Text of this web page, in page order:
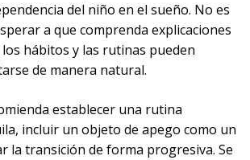
del niño en el sueño. No es
a que comprenda explicaciones
hábitos y las rutinas pueden
de manera natural.
establecer una rutina
incluir un objeto de apego como un
la transición de forma progresiva. Se